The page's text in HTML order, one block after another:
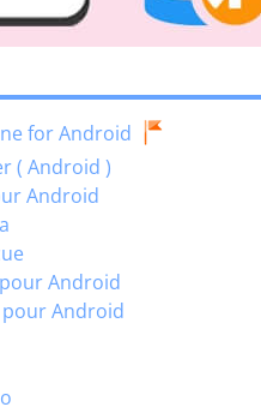
for Android
( Android )
Android
Android
pour Android